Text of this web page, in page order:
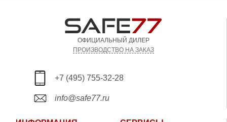
ОФИЦИАЛЬНЫЙ ДИЛЕР
ПРОИЗВОДСТВО НА ЗАКАЗ
+7 (495) 755-32-28
info@safe77.ru